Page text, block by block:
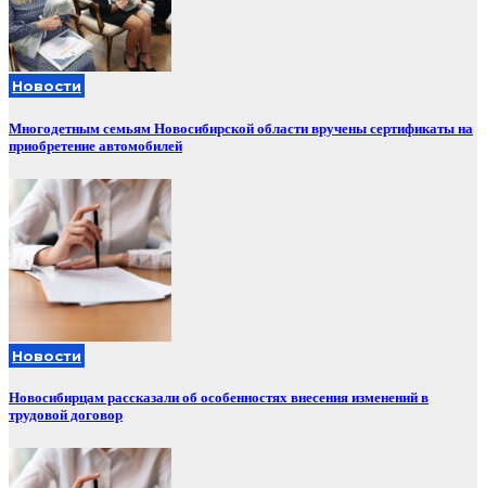
Новости
Многодетным семьям Новосибирской области вручены сертификаты на
приобретение автомобилей
Новости
Новосибирцам рассказали об особенностях внесения изменений в
трудовой договор